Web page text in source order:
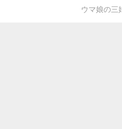
ウマ娘の三